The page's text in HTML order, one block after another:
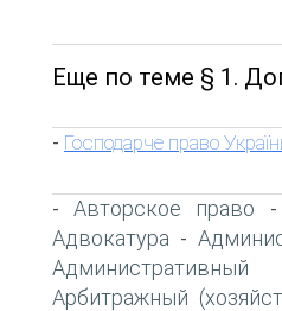
Еще по теме § 1.
- Господарче право
-Авторское право -
Адвокатура -
Арбитражный